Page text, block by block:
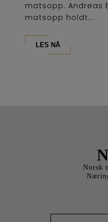
matsopp. Andreas
matsopp holdt...
LES NÅ
Norsk